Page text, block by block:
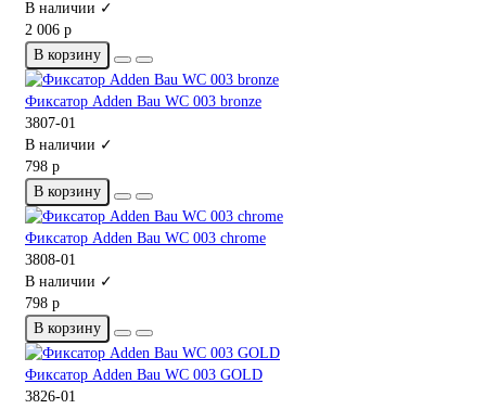
В наличии ✓
2 006 р
В корзину
Фиксатор Adden Bau WC 003 bronze
3807-01
В наличии ✓
798 р
В корзину
Фиксатор Adden Bau WC 003 chrome
3808-01
В наличии ✓
798 р
В корзину
Фиксатор Adden Bau WC 003 GOLD
3826-01